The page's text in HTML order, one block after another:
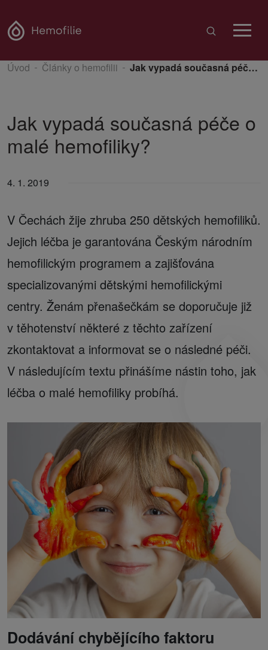
Úvod Články o hemofilii Jak vypadá současná péče o malé hemofiliky?
Jak vypadá současná péče o
malé hemofiliky?
4. 1. 2019
V Čechách žije zhruba 250 dětských hemofiliků.
Jejich léčba je garantována Českým národním
hemofilickým programem a zajišťována
specializovanými dětskými hemofilickými
centry. Ženám přenašečkám se doporučuje již
v těhotenství některé z těchto zařízení
zkontaktovat a informovat se o následné péči.
V následujícím textu přinášíme nástin toho, jak
léčba o malé hemofiliky probíhá.
Dodávání chybějícího faktoru